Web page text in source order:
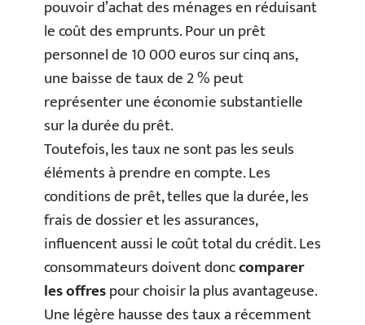
pouvoir d’achat des ménages en réduisant
le coût des emprunts. Pour un prêt
personnel de 10 000 euros sur cinq ans,
une baisse de taux de 2 % peut
représenter une économie substantielle
sur la durée du prêt.
Toutefois, les taux ne sont pas les seuls
éléments à prendre en compte. Les
conditions de prêt, telles que la durée, les
frais de dossier et les assurances,
influencent aussi le coût total du crédit. Les
consommateurs doivent donccomparer
les offrespour choisir la plus avantageuse.
Une légère hausse des taux a récemment